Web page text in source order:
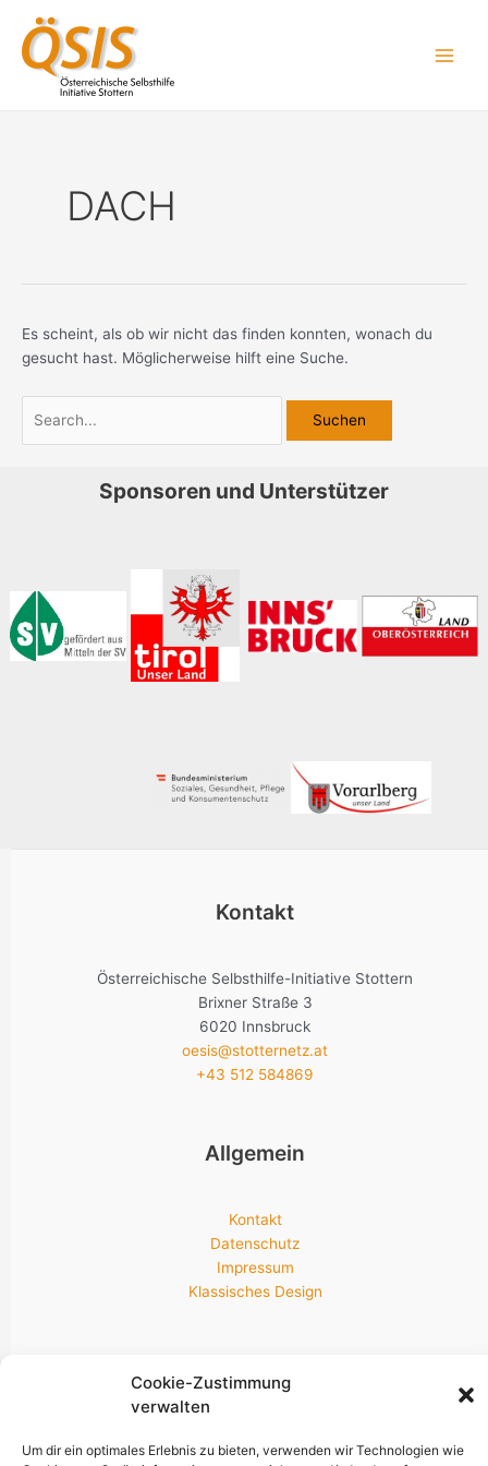
Cookie-Zustimmung
verwalten
Um dir ein optimales Erlebnis zu bieten, verwenden wir Technologien wie
Inhalt
springen
DACH
Es scheint, als ob wir nicht das finden konnten, wonach du
gesucht hast. Möglicherweise hilft eine Suche.
nach:
Sponsoren und Unterstützer
Kontakt
Österreichische Selbsthilfe-Initiative Stottern
Brixner Straße 3
6020 Innsbruck
oesis@stotternetz.at
+43 512 584869
Allgemein
Kontakt
Datenschutz
Impressum
Klassisches Design
Newsletter & Socials
Bleib am neuesten Stand!